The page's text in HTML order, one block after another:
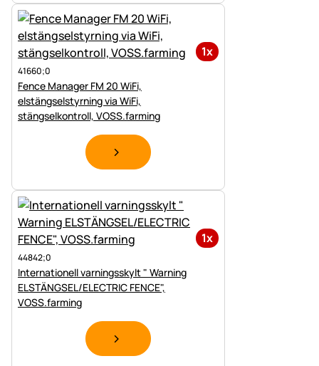
1x
41660;0
Fence Manager FM 20 WiFi,
elstängselstyrning via WiFi,
stängselkontroll, VOSS.farming
1x
44842;0
Internationell varningsskylt " Warning
ELSTÄNGSEL/ELECTRIC FENCE",
VOSS.farming